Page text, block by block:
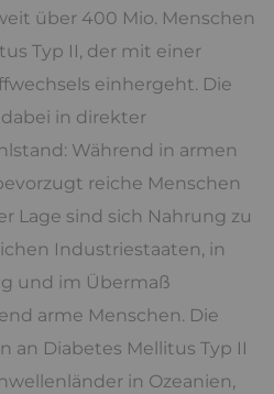
über 400 Mio. Menschen
Typ II, der mit einer
einhergeht. Die
in direkter
Während in armen
reiche Menschen
Lage sind sich Nahrung zu
Industriestaaten, in
und im Übermaß
arme Menschen. Die
an Diabetes Mellitus Typ II
in Ozeanien,